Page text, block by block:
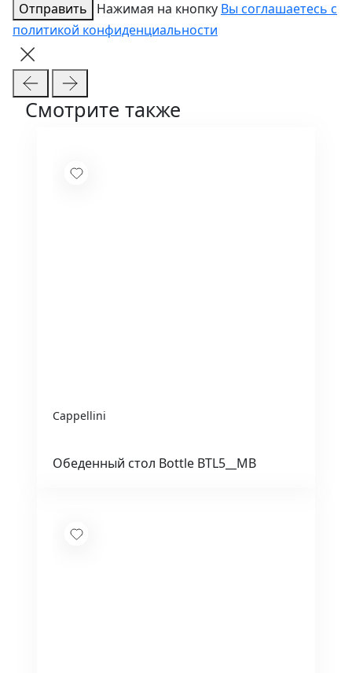
Отправить
Нажимая на кнопку Вы соглашаетесь с
политикой конфиденциальности
Смотрите также
Cappellini
Обеденный стол Bottle BTL5__MB